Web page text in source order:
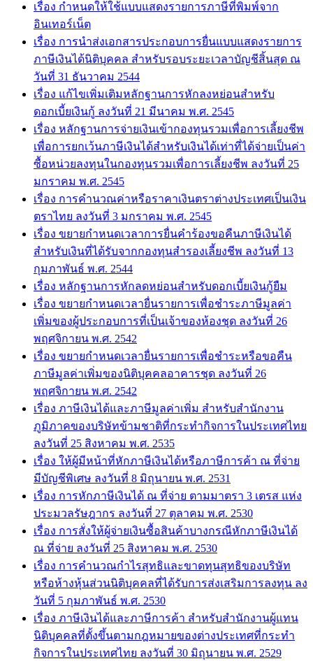
เรื่อง กำหนดให้ใช้แบบแสดงรายการภาษีที่พิมพ์จาก
อินเทอร์เน็ต
เรื่อง การนำส่งเอกสารประกอบการยื่นแบบแสดงรายการ
ภาษีเงินได้นิติบุคคล สำหรับรอบระยะเวลาบัญชีสิ้นสุด ณ
วันที่ 31 ธันวาคม 2544
เรื่อง แก้ไขเพิ่มเติมหลักฐานการหักลงหย่อนสำหรับ
ดอกเบี้ยเงินกู้ ลงวันที่ 21 มีนาคม พ.ศ. 2545
เรื่อง หลักฐานการจ่ายเงินเข้ากองทุนรวมเพื่อการเลี้ยงชีพ
เพื่อการยกเว้นภาษีเงินได้สำหรับเงินได้เท่าที่ได้จ่ายเป็นค่า
ซื้อหน่วยลงทุนในกองทุนรวมเพื่อการเลี้ยงชีพ ลงวันที่ 25
มกราคม พ.ศ. 2545
เรื่อง การคำนวณค่าหรือราคาเงินตราต่างประเทศเป็นเงิน
ตราไทย ลงวันที่ 3 มกราคม พ.ศ. 2545
เรื่อง ขยายกำหนดเวลาการยื่นคำร้องขอคืนภาษีเงินได้
สำหรับเงินที่ได้รับจากกองทุนสำรองเลี้ยงชีพ ลงวันที่ 13
กุมภาพันธ์ พ.ศ. 2544
เรื่อง หลักฐานการหักลดหย่อนสำหรับดอกเบี้ยเงินกู้ยืม
เรื่อง ขยายกำหนดเวลายื่นรายการเพื่อชำระภาษีมูลค่า
เพิ่มของผู้ประกอบการที่เป็นเจ้าของห้องชุด ลงวันที่ 26
พฤศจิกายน พ.ศ. 2542
เรื่อง ขยายกำหนดเวลายื่นรายการเพื่อชำระหรือขอคืน
ภาษีมูลค่าเพิ่มของนิติบุคคลอาคารชุด ลงวันที่ 26
พฤศจิกายน พ.ศ. 2542
เรื่อง ภาษีเงินได้และภาษีมูลค่าเพิ่ม สำหรับสำนักงาน
ภูมิภาคของบริษัทข้ามชาติที่กระทำกิจการในประเทศไทย
ลงวันที่ 25 สิงหาคม พ.ศ. 2535
เรื่อง ให้ผู้มีหน้าที่หักภาษีเงินได้หรือภาษีการค้า ณ ที่จ่าย
มีบัญชีพิเศษ ลงวันที่ 8 มิถุนายน พ.ศ. 2531
เรื่อง การหักภาษีเงินได้ ณ ที่จ่าย ตามมาตรา 3 เตรส แห่ง
ประมวลรัษฎากร ลงวันที่ 27 ตุลาคม พ.ศ. 2530
เรื่อง การสั่งให้ผู้จ่ายเงินซื้อสินค้าบางกรณีหักภาษีเงินได้
ณ ที่จ่าย ลงวันที่ 25 สิงหาคม พ.ศ. 2530
เรื่อง การคำนวณกำไรสุทธิและขาดทุนสุทธิของบริษัท
หรือห้างหุ้นส่วนนิติบุคคลที่ได้รับการส่งเสริมการลงทุน ลง
วันที่ 5 กุมภาพันธ์ พ.ศ. 2530
เรื่อง ภาษีเงินได้และภาษีการค้า สำหรับสำนักงานผู้แทน
นิติบุคคลที่ตั้งขึ้นตามกฎหมายของต่างประเทศที่กระทำ
กิจการในประเทศไทย ลงวันที่ 30 มิถุนายน พ.ศ. 2529